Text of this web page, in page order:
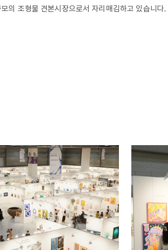
조형물 견본시장으로서 자리매김하고 있습니